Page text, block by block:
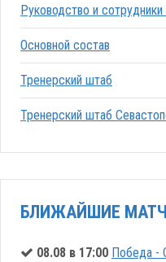
Руководство и сотрудники
Основной состав
Тренерский штаб
Тренерский штаб
БЛИЖАЙШИЕ
08.08 в 17:00 Победа -